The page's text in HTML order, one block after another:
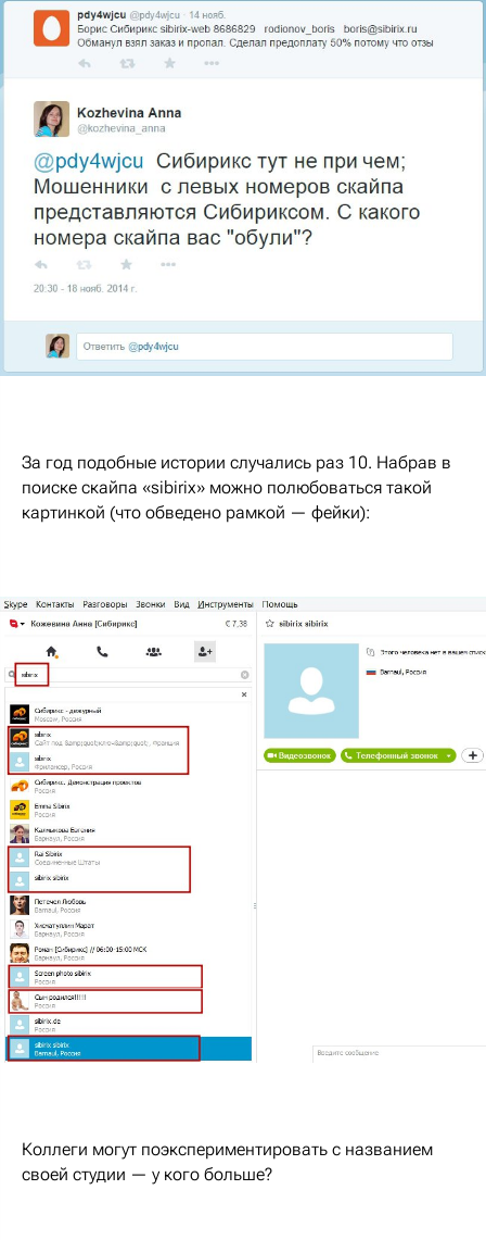
За год подобные истории случались раз 10. Набрав в
поиске скайпа «sibirix» можно полюбоваться такой
картинкой (что обведено рамкой — фейки):
Коллеги могут поэкспериментировать с названием
своей студии — у кого больше?